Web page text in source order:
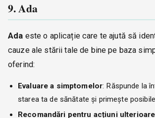
9. Ada
Ada este o aplicație care te ajută să
cauze ale stării tale de bine pe baza
oferind:
Evaluare a simptomelor: Răspunde la
starea ta de sănătate și primește
Recomandări pentru acțiuni ulterioare